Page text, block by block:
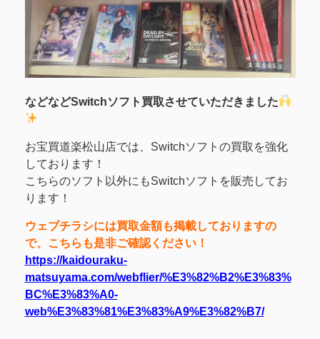
などなどSwitchソフト買取させていただきました
お宝買道楽松山店では、Switchソフトの買取を強化
しております！
こちらのソフト以外にもSwitchソフトを販売してお
ります！
ウェブチラシには買取金額も掲載しておりますの
で、こちらも是非ご確認ください！
https://kaidouraku-
matsuyama.com/webflier/%E3%82%B2%E3%83%
BC%E3%83%A0-
web%E3%83%81%E3%83%A9%E3%82%B7/